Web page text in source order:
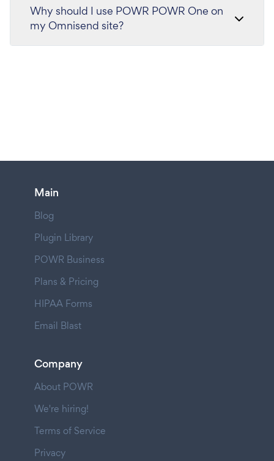
Why should I use POWR POWR One on
my Omnisend site?
Main
Blog
Plugin Library
POWR Business
Plans & Pricing
HIPAA Forms
Email Blast
Company
About POWR
We're hiring!
Terms of Service
Privacy